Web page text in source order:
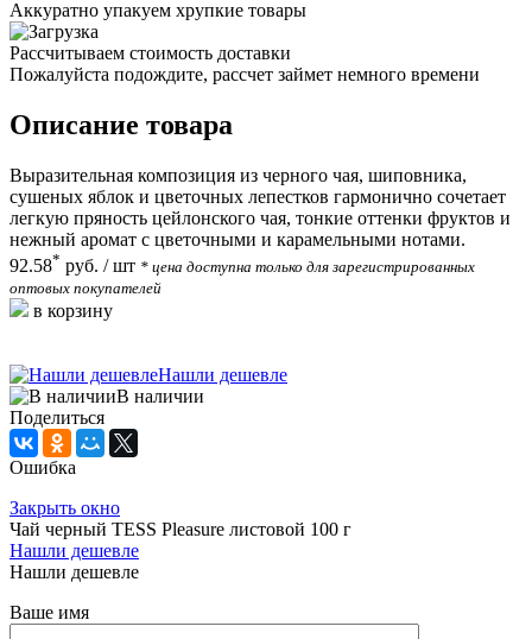
Аккуратно упакуем хрупкие товары
Рассчитываем стоимость доставки
Пожалуйста подождите, рассчет займет немного времени
Описание товара
Выразительная композиция из черного чая, шиповника,
сушеных яблок и цветочных лепестков гармонично сочетает
легкую пряность цейлонского чая, тонкие оттенки фруктов и
нежный аромат с цветочными и карамельными нотами.
92.58* руб. / шт * цена доступна только для зарегистрированных
оптовых покупателей
в корзину
Нашли дешевле
В наличии
Поделиться
Ошибка
Закрыть окно
Чай черный TESS Pleasure листовой 100 г
Нашли дешевле
Нашли дешевле
Ваше имя